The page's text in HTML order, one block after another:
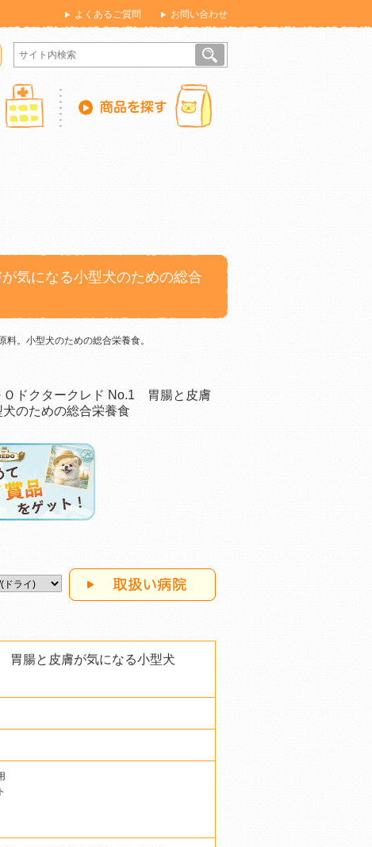
よくあるご質問 お問い合わせ
気になる小型犬のための総合
。小型犬のための総合栄養食。
Ｏドクタークレド No.1 胃腸と皮膚
のための総合栄養食
胃腸と皮膚が気になる小型犬